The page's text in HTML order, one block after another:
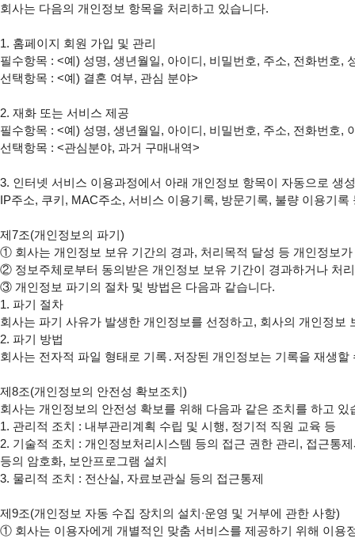
회사는 다음의 개인정보 항목을 처리하고 있습니다.
1. 홈페이지 회원 가입 및 관리
필수항목 : <예) 성명, 생년월일, 아이디, 비밀번호, 주소, 전화번호,
선택항목 : <예) 결혼 여부, 관심 분야>
2. 재화 또는 서비스 제공
필수항목 : <예) 성명, 생년월일, 아이디, 비밀번호, 주소, 전화번호
선택항목 : <관심분야, 과거 구매내역>
3. 인터넷 서비스 이용과정에서 아래 개인정보 항목이 자동으로 생
IP주소, 쿠키, MAC주소, 서비스 이용기록, 방문기록, 불량 이용기록
①
②
③ 개인정보 파기의 절차 및 방법은 다음과 같습니다.
1. 파기 절차
회사는 파기 사유가 발생한 개인정보를 선정하고, 회사의 개인정
2. 파기 방법
회사는 전자적 파일 형태로 기록․저장된 개인정보는 기록을 재생
제8조(개인정보의 안전성 확보조치)
회사는 개인정보의 안전성 확보를 위해 다음과 같은 조치를 하고 있
1. 관리적 조치 : 내부관리계획 수립 및 시행, 정기적 직원 교육 등
2. 기술적 조치 : 개인정보처리시스템 등의 접근 권한 관리, 접근통
등의 암호화, 보안프로그램 설치
3. 물리적 조치 : 전산실, 자료보관실 등의 접근통제
①